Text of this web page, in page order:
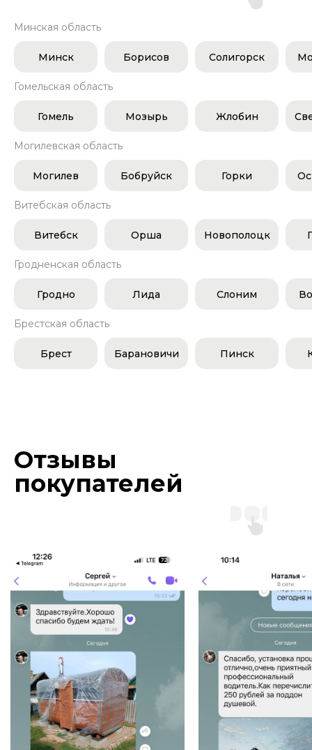
Минская область
Минск Борисов Солигорск
Гомельская область
Гомель Мозырь Жлобин
Могилевская область
Могилев Бобруйск Горки
Витебская область
Витебск Орша Новополоцк
Гродненская область
Гродно Лида Слоним
Брестская область
Брест Барановичи Пинск
Отзывы
покупателей